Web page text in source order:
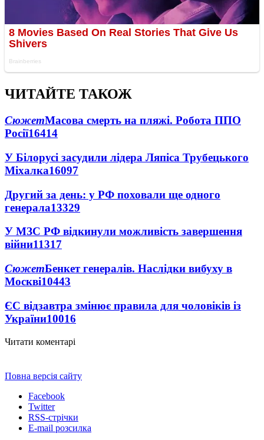
ЧИТАЙТЕ ТАКОЖ
СюжетМасова смерть на пляжі. Робота ППО
Росії16414
У Білорусі засудили лідера Ляпіса Трубецького
Міхалка16097
Другий за день: у РФ поховали ще одного
генерала13329
У МЗС РФ відкинули можливість завершення
війни11317
СюжетБенкет генералів. Наслідки вибуху в
Москві10443
ЄС відзавтра змінює правила для чоловіків із
України10016
Читати коментарі
Повна версія сайту
Facebook
Twitter
RSS-стрічки
E-mail розсилка